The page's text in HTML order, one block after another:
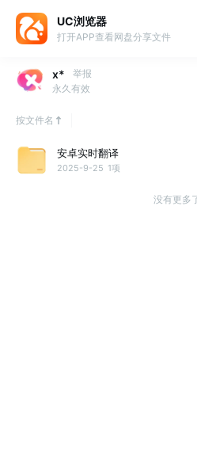
UC浏览器
打开APP查看网盘分享文件
x*
举报
永久有效
按文件名
安卓实时翻译
2025-9-25 1项
没有更多